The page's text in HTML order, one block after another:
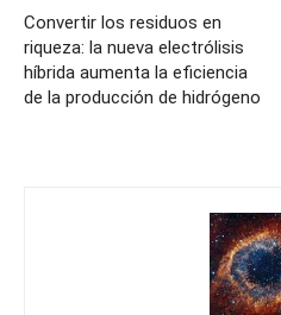
Convertir los residuos en
riqueza: la nueva electrólisis
híbrida aumenta la eficiencia
de la producción de hidrógeno